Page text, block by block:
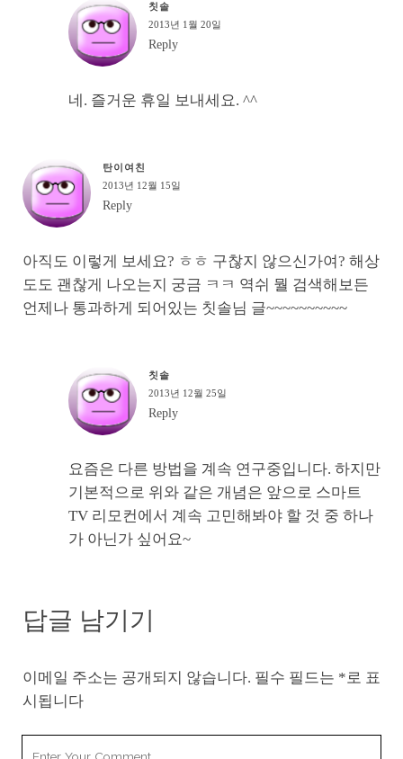
칫솔
2013년 1월 20일
Reply
네. 즐거운 휴일 보내세요. ^^
탄이여친
2013년 12월 15일
Reply
아직도 이렇게 보세요? ㅎㅎ 구찮지 않으신가여? 해상
도도 괜찮게 나오는지 궁금 ㅋㅋ 역쉬 뭘 검색해보든
언제나 통과하게 되어있는 칫솔님 글~~~~~~~~~~
칫솔
2013년 12월 25일
Reply
요즘은 다른 방법을 계속 연구중입니다. 하지만
기본적으로 위와 같은 개념은 앞으로 스마트
TV 리모컨에서 계속 고민해봐야 할 것 중 하나
가 아닌가 싶어요~
답글 남기기
이메일 주소는 공개되지 않습니다. 필수 필드는 * 로 표
시됩니다